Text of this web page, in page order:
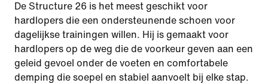
De Structure 26 is het meest geschikt voor
hardlopers die een ondersteunende schoen voor
dagelijkse trainingen willen. Hij is gemaakt voor
hardlopers op de weg die de voorkeur geven aan een
geleid gevoel onder de voeten en comfortabele
demping die soepel en stabiel aanvoelt bij elke stap.